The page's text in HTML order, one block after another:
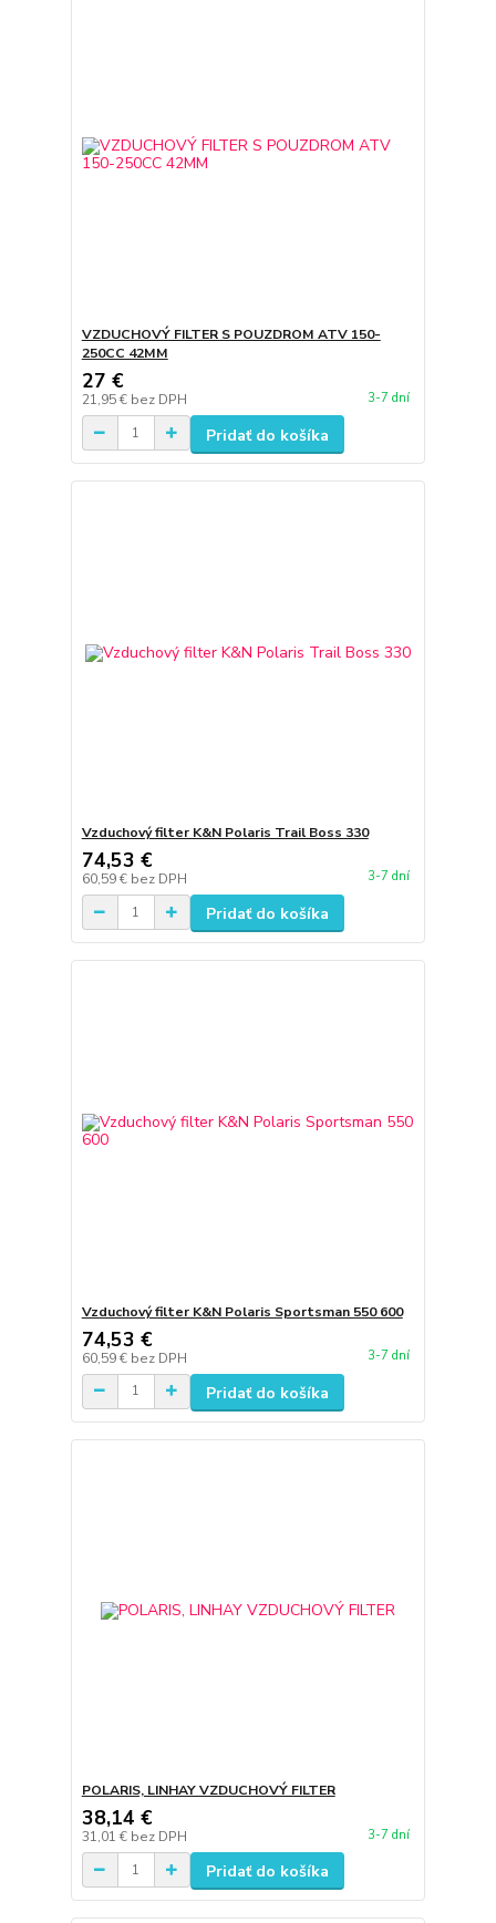
VZDUCHOVÝ FILTER S POUZDROM ATV 150-
250CC 42MM
27 €
21,95 € bez DPH 3-7 dní
Pridať do košíka
Vzduchový filter K&N Polaris Trail Boss 330
74,53 €
60,59 € bez DPH 3-7 dní
Pridať do košíka
Vzduchový filter K&N Polaris Sportsman 550 600
74,53 €
60,59 € bez DPH 3-7 dní
Pridať do košíka
POLARIS, LINHAY VZDUCHOVÝ FILTER
38,14 €
31,01 € bez DPH 3-7 dní
Pridať do košíka